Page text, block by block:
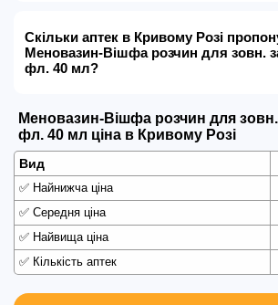
Скільки аптек в Кривому Розі
Меновазин-Вішфа розчин для зовн.
фл. 40 мл?
Меновазин-Вішфа розчин для зовн.
фл. 40 мл ціна в Кривому Розі
Вид
✅ Найнижча ціна
✅ Середня ціна
✅ Найвища ціна
✅ Кількість аптек